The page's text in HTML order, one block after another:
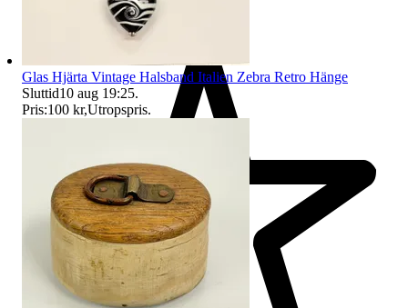
Glas Hjärta Vintage Halsband Italien Zebra Retro Hänge
Sluttid10 aug 19:25.
Pris:100 kr,Utropspris.